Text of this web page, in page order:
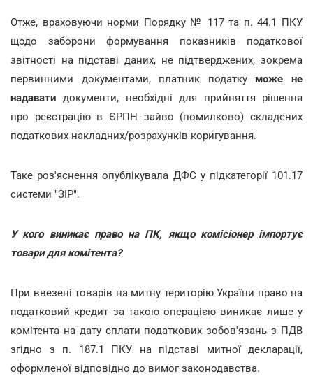
Отже, враховуючи норми Порядку № 117 та п. 44.1 ПКУ
щодо заборони формування показників податкової
звітності на підставі даних, не підтверджених, зокрема
первинними документами, платник податку може не
надавати документи, необхідні для прийняття рішення
про реєстрацію в ЄРПН зайво (помилково) складених
податкових накладних/розрахунків коригування.
Таке роз'яснення опублікувала ДФС у підкатегорії 101.17
системи "ЗІР".
У кого виникає право на ПК, якщо комісіонер імпортує
товари для комітента?
При ввезені товарів на митну територію України право на
податковий кредит за такою операцією виникає лише у
комітента на дату сплати податкових зобов'язань з ПДВ
згідно з п. 187.1 ПКУ на підставі митної декларації,
оформленої відповідно до вимог законодавства.